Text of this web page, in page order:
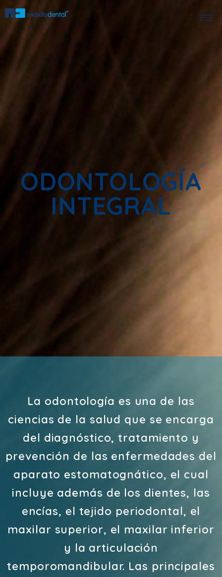
ODONTOLOGÍA
INTEGRAL
La odontología es una de las
ciencias de la salud que se encarga
del diagnóstico, tratamiento y
prevención de las enfermedades del
aparato estomatognático, el cual
incluye además de los dientes, las
encías, el tejido periodontal, el
maxilar superior, el maxilar inferior
y la articulación
temporomandibular. Las principales